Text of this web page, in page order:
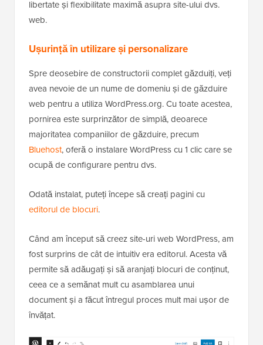
libertate și flexibilitate maximă asupra site-ului dvs.
web.
Ușurință în utilizare și personalizare
Spre deosebire de constructorii complet găzduiți, veți
avea nevoie de un nume de domeniu și de găzduire
web pentru a utiliza WordPress.org. Cu toate acestea,
pornirea este surprinzător de simplă, deoarece
majoritatea companiilor de găzduire, precum
Bluehost, oferă o instalare WordPress cu 1 clic care se
ocupă de configurare pentru dvs.
Odată instalat, puteți începe să creați pagini cu
editorul de blocuri.
Când am început să creez site-uri web WordPress, am
fost surprins de cât de intuitiv era editorul. Acesta vă
permite să adăugați și să aranjați blocuri de conținut,
ceea ce a semănat mult cu asamblarea unui
document și a făcut întregul proces mult mai ușor de
învățat.